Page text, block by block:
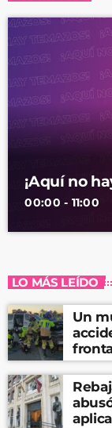
¡Aquí no
00:00 - 11:00
LO MÁS LEÍDO
Un